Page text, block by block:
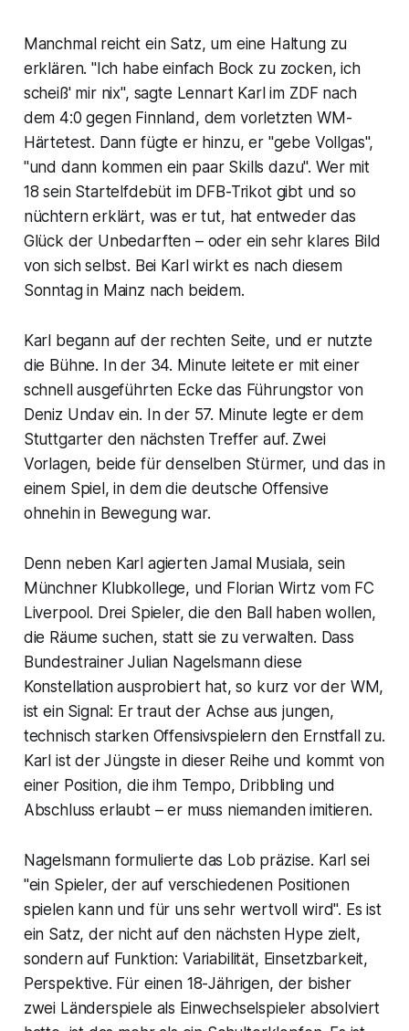
Manchmal reicht ein Satz, um eine Haltung zu
erklären. "Ich habe einfach Bock zu zocken, ich
scheiß' mir nix", sagte Lennart Karl im ZDF nach
dem 4:0 gegen Finnland, dem vorletzten WM-
Härtetest. Dann fügte er hinzu, er "gebe Vollgas",
"und dann kommen ein paar Skills dazu". Wer mit
18 sein Startelfdebüt im DFB-Trikot gibt und so
nüchtern erklärt, was er tut, hat entweder das
Glück der Unbedarften – oder ein sehr klares Bild
von sich selbst. Bei Karl wirkt es nach diesem
Sonntag in Mainz nach beidem.
Karl begann auf der rechten Seite, und er nutzte
die Bühne. In der 34. Minute leitete er mit einer
schnell ausgeführten Ecke das Führungstor von
Deniz Undav ein. In der 57. Minute legte er dem
Stuttgarter den nächsten Treffer auf. Zwei
Vorlagen, beide für denselben Stürmer, und das in
einem Spiel, in dem die deutsche Offensive
ohnehin in Bewegung war.
Denn neben Karl agierten Jamal Musiala, sein
Münchner Klubkollege, und Florian Wirtz vom FC
Liverpool. Drei Spieler, die den Ball haben wollen,
die Räume suchen, statt sie zu verwalten. Dass
Bundestrainer Julian Nagelsmann diese
Konstellation ausprobiert hat, so kurz vor der WM,
ist ein Signal: Er traut der Achse aus jungen,
technisch starken Offensivspielern den Ernstfall zu.
Karl ist der Jüngste in dieser Reihe und kommt von
einer Position, die ihm Tempo, Dribbling und
Abschluss erlaubt – er muss niemanden imitieren.
Nagelsmann formulierte das Lob präzise. Karl sei
"ein Spieler, der auf verschiedenen Positionen
spielen kann und für uns sehr wertvoll wird". Es ist
ein Satz, der nicht auf den nächsten Hype zielt,
sondern auf Funktion: Variabilität, Einsetzbarkeit,
Perspektive. Für einen 18-Jährigen, der bisher
zwei Länderspiele als Einwechselspieler absolviert